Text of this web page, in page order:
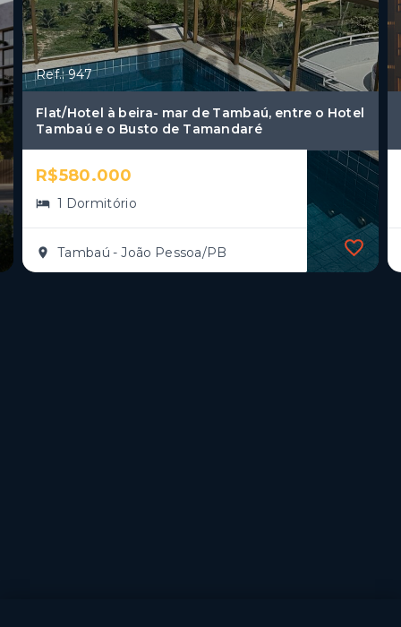
Ref.: 947
Flat/Hotel à beira- mar de Tambaú, entre o Hotel
Tambaú e o Busto de Tamandaré
R$580.000
1 Dormitório
Tambaú - João Pessoa/PB